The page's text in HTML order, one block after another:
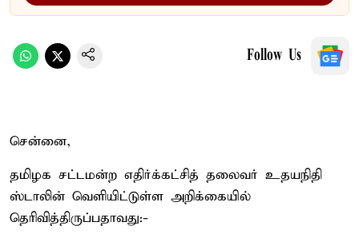
Follow Us
சென்னை,
தமிழக சட்டமன்ற எதிர்க்கட்சித் தலைவர் உதயநிதி
ஸ்டாலின் வெளியிட்டுள்ள அறிக்கையில்
தெரிவித்திருப்பதாவது:-